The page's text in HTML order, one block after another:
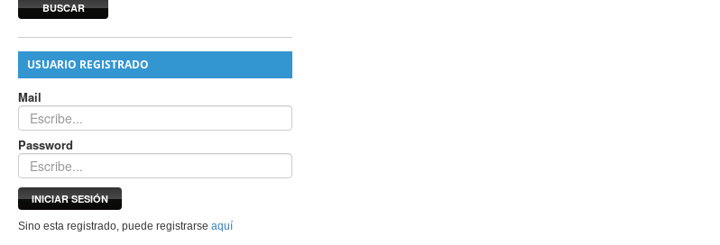
BUSCAR
USUARIO REGISTRADO
Mail
Password
INICIAR SESIÓN
Sino esta registrado, puede registrarseaquí